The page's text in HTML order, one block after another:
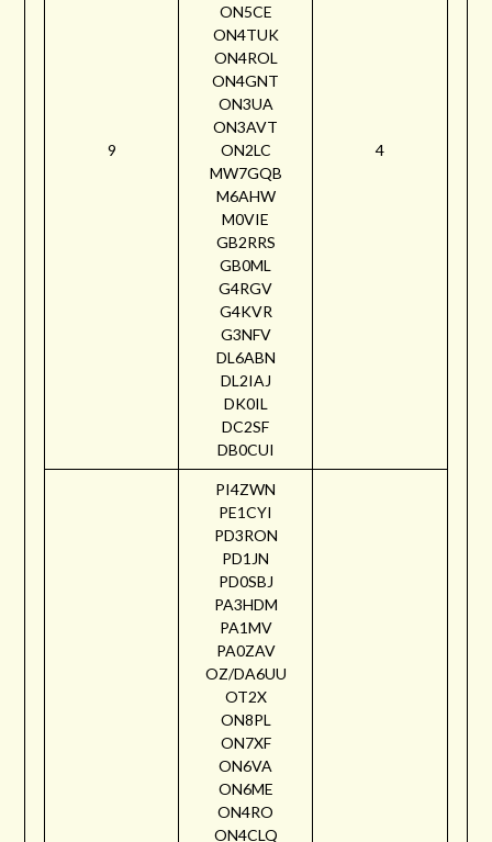
9
ON5CE
ON4TUK
ON4ROL
ON4GNT
ON3UA
ON3AVT
ON2LC
MW7GQB
M6AHW
M0VIE
GB2RRS
GB0ML
G4RGV
G4KVR
G3NFV
DL6ABN
DL2IAJ
DK0IL
DC2SF
DB0CUI
4
PI4ZWN
PE1CYI
PD3RON
PD1JN
PD0SBJ
PA3HDM
PA1MV
PA0ZAV
OZ/DA6UU
OT2X
ON8PL
ON7XF
ON6VA
ON6ME
ON4RO
ON4CLQ